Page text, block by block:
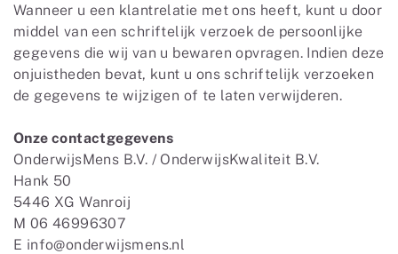
Wanneer u een klantrelatie met ons heeft, kunt u door
middel van een schriftelijk verzoek de persoonlijke
gegevens die wij van u bewaren opvragen. Indien deze
onjuistheden bevat, kunt u ons schriftelijk verzoeken
de gegevens te wijzigen of te laten verwijderen.
Onze contactgegevens
OnderwijsMens B.V. / OnderwijsKwaliteit B.V.
Hank 50
5446 XG Wanroij
M 06 46996307
E info@onderwijsmens.nl